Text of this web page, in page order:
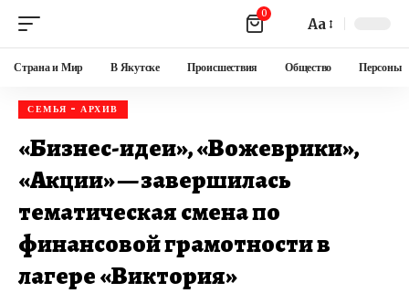
0
Aa
Страна и Мир В Якутске Происшествия Общество Персоны
СЕМЬЯ - АРХИВ
«Бизнес-идеи», «Вожеврики»,
«Акции» — завершилась
тематическая смена по
финансовой грамотности в
лагере «Виктория»